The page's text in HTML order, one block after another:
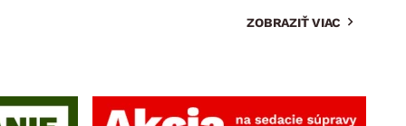
ZOBRAZIŤ VIAC